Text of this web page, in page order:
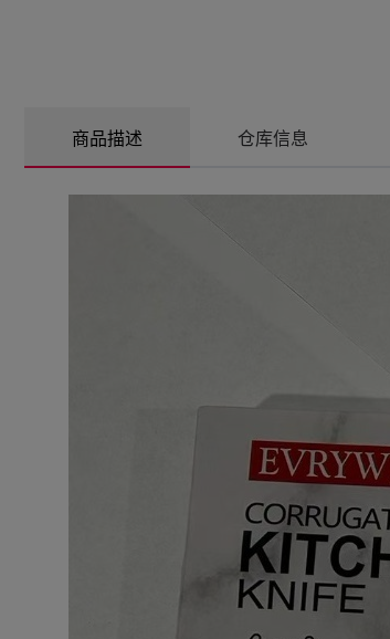
商品描述 仓库信息